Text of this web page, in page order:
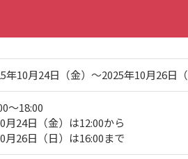
年10月24日（金）〜2025年10月26日（
～18:00
月24日（金）は12:00から
月26日（日）は16:00まで